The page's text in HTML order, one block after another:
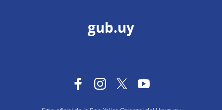
gub.uy
FacebookInstagram
TwitterYouTube